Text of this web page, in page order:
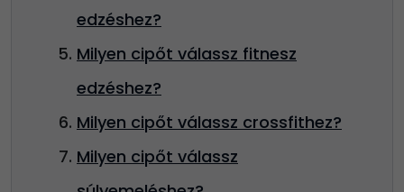
edzéshez?
Milyen cipőt válassz fitnesz
edzéshez?
Milyen cipőt válassz crossfithez?
Milyen cipőt válassz